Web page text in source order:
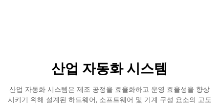
산업 자동화 시스템
산업 자동화 시스템은 제조 공정을 효율화하고 운영 효율성을 향상
시키기 위해 설계된 하드웨어, 소프트웨어 및 기계 구성 요소의 고도